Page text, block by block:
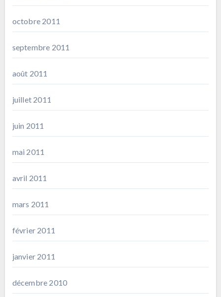
octobre 2011
septembre 2011
août 2011
juillet 2011
juin 2011
mai 2011
avril 2011
mars 2011
février 2011
janvier 2011
décembre 2010